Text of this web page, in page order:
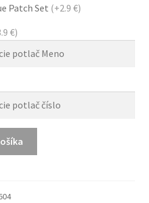
Patch Set (+2.9 €)
€)